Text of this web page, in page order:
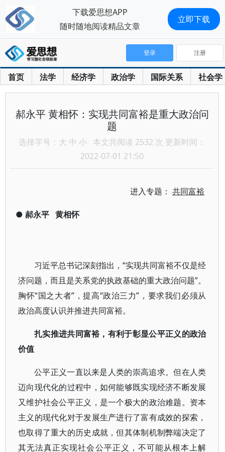
首页 法学 经济学 政治学 国际关系 社会学
登录 注册
郝永平 黄相怀：实现共同富裕是重大政治问
题
选择字号： 大 中 小 本文共阅读 2532 次 更新时间：
2022-07-01 21:50
进入专题：共同富裕
● 郝永平 黄相怀
习近平总书记深刻指出，“实现共同富裕不仅是经
济问题，而且是关系党的执政基础的重大政治问题”。
胸怀“国之大者”，提高“政治三力”，要求我们必须从
政治高度认识并推进共同富裕。
扎实推进共同富裕，有利于彰显公平正义的政治
价值
公平正义一直以来是人类的崇高追求。但在人类
迈向现代化的过程中，如何能够既实现经济不断发展
又维护社会公平正义，是一个极大的政治难题。资本
主义的现代化对于发展生产进行了富有成效的探索，
也取得了重大的历史成就，但其体制机制弊端决定了
其无法真正实现社会公平正义，不可能从根本上解
下载爱思想APP
随时随地阅读精品文章
立即下载